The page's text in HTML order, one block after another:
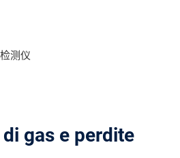
测仪
gas e perdite